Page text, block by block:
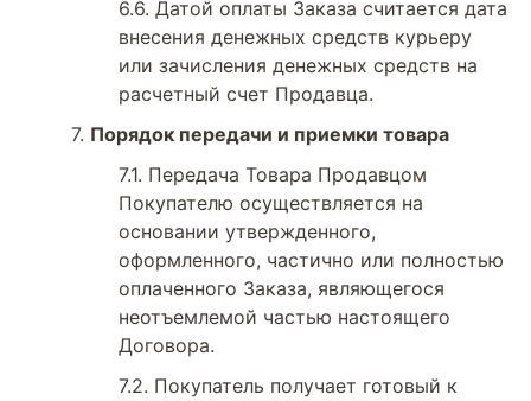
Датой оплаты Заказа считается дата
внесения денежных средств курьеру
или зачисления денежных средств на
расчетный счет Продавца.
Порядок передачи и приемки товара
Передача Товара Продавцом
Покупателю осуществляется на
основании утвержденного,
оформленного, частично или полностью
оплаченного Заказа, являющегося
неотъемлемой частью настоящего
Договора.
Покупатель получает готовый к